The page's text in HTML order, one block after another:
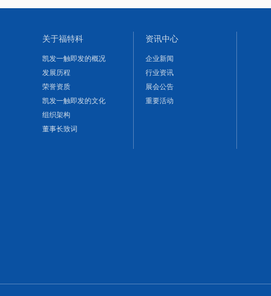
关于福特科
凯发一触即发的概况
发展历程
荣誉资质
凯发一触即发的文化
组织架构
董事长致词
资讯中心
企业新闻
行业资讯
展会公告
重要活动